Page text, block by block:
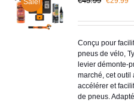
initial
€45.99.
Conçu pour
pneus de vélo,
levier démonte-
marché, cet outil
accélérer et
de pneus.